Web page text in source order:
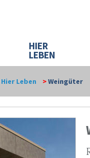
HIER
LEBEN
Hier Leben >Weingüter